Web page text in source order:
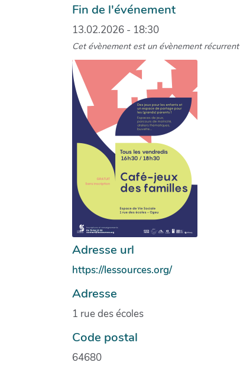
Fin de l'événement
13.02.2026 - 18:30
Cet évènement est un évènement
Adresse url
https://lessources.org/
Adresse
1 rue des écoles
Code postal
64680